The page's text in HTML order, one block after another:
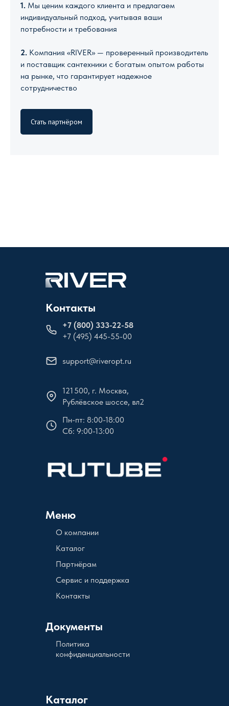
1. Мы ценим каждого клиента и предлагаем
индивидуальный подход, учитывая ваши
потребности и требования
2. Компания «RIVER» — проверенный производитель
и поставщик сантехники с богатым опытом работы
на рынке, что гарантирует надежное
сотрудничество
Стать партнёром
Контакты
+7 (800) 333-22-58
+7 (495) 445-55-00
support@riveropt.ru
Меню
121 500, г. Москва,
Рублёвское шоссе, вл2
О компании
Документы
Пн-пт: 8:00-18:00
Сб: 9:00-13:00
Каталог
Политика
конфиденциальности
Партнёрам
Сервис и поддержка
Контакты
Каталог